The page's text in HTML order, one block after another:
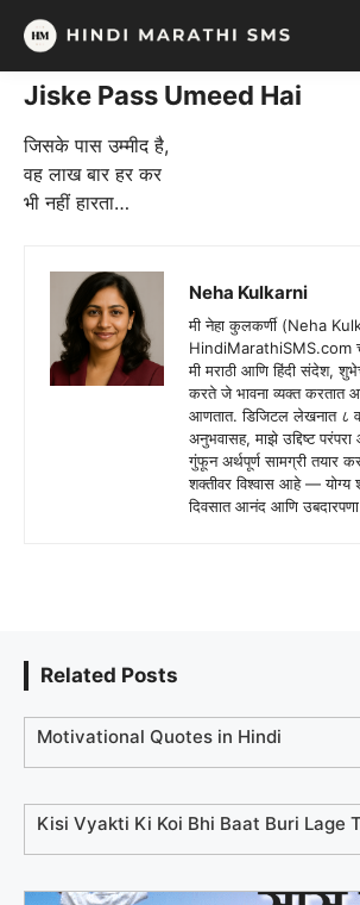
Skip
content
Jiske Pass Umeed Hai
जिसके पास उम्मीद है,
वह लाख बार हर कर
भी नहीं हारता…
Neha Kulkarni
मी नेहा कुलकर्णी (Neha
HindiMarathiSMS.com
मी मराठी आणि हिंदी संदेश,
करते जे भावना व्यक्त करतात
आणतात. डिजिटल लेखनात ८
अनुभवासह, माझे उद्दिष्ट
गुंफून अर्थपूर्ण सामग्री तयार
शक्तीवर विश्वास आहे — योग्य
दिवसात आनंद आणि
Related Posts
Motivational Quotes in Hindi
Kisi Vyakti Ki Koi Bhi Baat Buri Lage